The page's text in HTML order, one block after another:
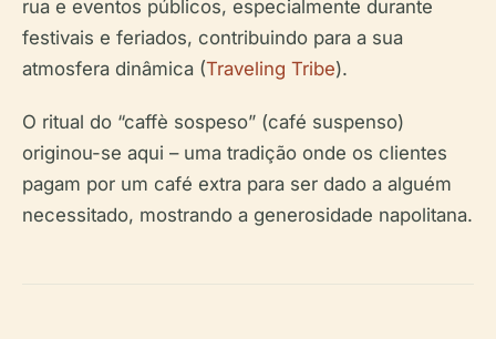
rua e eventos públicos, especialmente durante
festivais e feriados, contribuindo para a sua
atmosfera dinâmica (Traveling Tribe).
O ritual do “caffè sospeso” (café suspenso)
originou-se aqui – uma tradição onde os clientes
pagam por um café extra para ser dado a alguém
necessitado, mostrando a generosidade napolitana.